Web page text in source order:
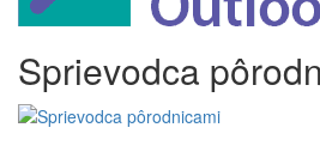
Sprievodca